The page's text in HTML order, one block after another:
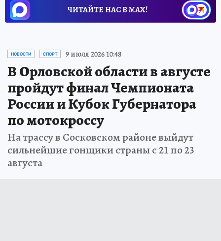
ЧИТАЙТЕ НАС В МАХ!
НОВОСТИ СПОРТ 9 июля 2026 10:48
В Орловской области в августе
пройдут финал Чемпионата
России и Кубок Губернатора
по мотокроссу
На трассу в Сосковском районе выйдут
сильнейшие гонщики страны с 21 по 23
августа